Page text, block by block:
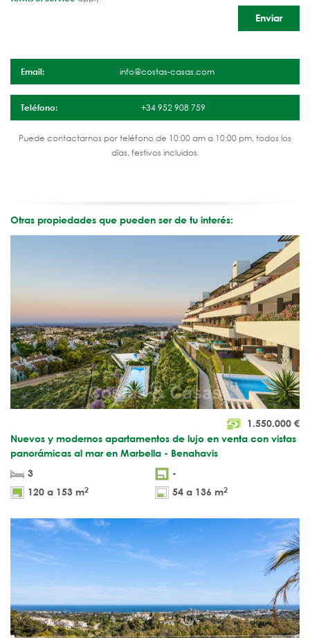
Email: info@costas-casas.com
Teléfono: +34 952 908 759
Puede contactarnos por teléfono de 10:00 am a 10:00 pm, todos los
días, festivos incluidos.
Otras propiedades que pueden ser de tu interés:
1.550.000 €
Nuevos y modernos apartamentos de lujo en venta con vistas
panorámicas al mar en Marbella - Benahavis
3
-
120 a 153 m2 54 a 136 m2